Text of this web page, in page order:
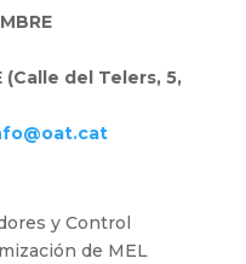
(Calle del Telers, 5,
y Control
de MEL